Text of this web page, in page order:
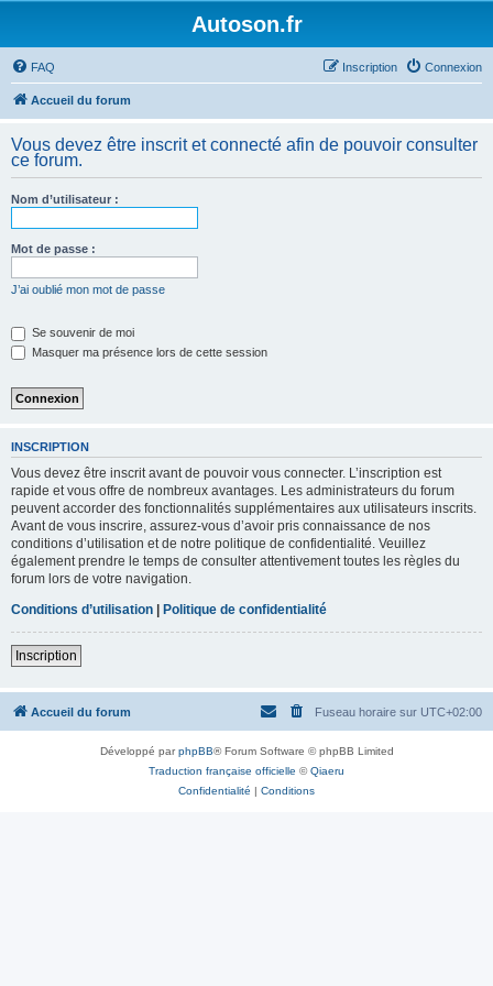
Autoson.fr
FAQ Connexion
Inscription
Accueil du forum
Vous devez être inscrit et connecté afin de pouvoir consulter
ce forum.
Nom d’utilisateur :
Mot de passe :
J’ai oublié mon mot de passe
Se souvenir de moi
Masquer ma présence lors de cette session
INSCRIPTION
Vous devez être inscrit avant de pouvoir vous connecter. L’inscription est
rapide et vous offre de nombreux avantages. Les administrateurs du forum
peuvent accorder des fonctionnalités supplémentaires aux utilisateurs inscrits.
Avant de vous inscrire, assurez-vous d’avoir pris connaissance de nos
conditions d’utilisation et de notre politique de confidentialité. Veuillez
également prendre le temps de consulter attentivement toutes les règles du
forum lors de votre navigation.
Conditions d’utilisation | Politique de confidentialité
Inscription
Accueil du forum Fuseau horaire sur UTC+02:00
Développé parphpBB® Forum Software © phpBB Limited
Traduction française officielle ©Qiaeru
Confidentialité | Conditions